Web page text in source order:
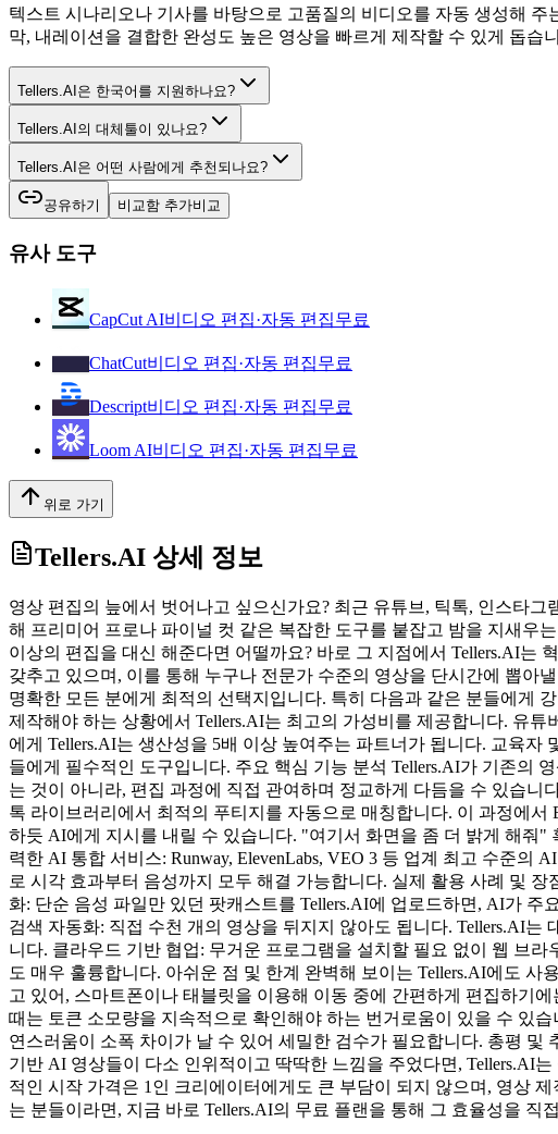
텍스트 시나리오나 기사를 바탕으로 고품질의 비디오를 자동 생성해
막, 내레이션을 결합한 완성도 높은 영상을 빠르게 제작할 수 있게 돕습
Tellers.AI은 한국어를 지원하나요?
Tellers.AI의 대체툴이 있나요?
Tellers.AI은 어떤 사람에게 추천되나요?
공유하기 비교함 추가비교
유사 도구
CapCut AI비디오 편집·자동 편집무료
ChatCut비디오 편집·자동 편집무료
Descript비디오 편집·자동 편집무료
Loom AI비디오 편집·자동 편집무료
위로 가기
Tellers.AI 상세 정보
영상 편집의 늪에서 벗어나고 싶으신가요? 최근 유튜브, 틱톡, 인스타
해 프리미어 프로나 파이널 컷 같은 복잡한 도구를 붙잡고 밤을 지새우
이상의 편집을 대신 해준다면 어떨까요? 바로 그 지점에서 Tellers.AI는
갖추고 있으며, 이를 통해 누구나 전문가 수준의 영상을 단시간에 뽑아
명확한 모든 분에게 최적의 선택지입니다. 특히 다음과 같은 분들에게
제작해야 하는 상황에서 Tellers.AI는 최고의 가성비를 제공합니다. 유
에게 Tellers.AI는 생산성을 5배 이상 높여주는 파트너가 됩니다. 교육
들에게 필수적인 도구입니다. 주요 핵심 기능 분석 Tellers.AI가 기존의
는 것이 아니라, 편집 과정에 직접 관여하며 정교하게 다듬을 수 있습니
톡 라이브러리에서 최적의 푸티지를 자동으로 매칭합니다. 이 과정에
하듯 AI에게 지시를 내릴 수 있습니다. "여기서 화면을 좀 더 밝게 해줘
력한 AI 통합 서비스: Runway, ElevenLabs, VEO 3 등 업계 최고 수준
로 시각 효과부터 음성까지 모두 해결 가능합니다. 실제 활용 사례 및
화: 단순 음성 파일만 있던 팟캐스트를 Tellers.AI에 업로드하면, AI가
검색 자동화: 직접 수천 개의 영상을 뒤지지 않아도 됩니다. Tellers.AI
니다. 클라우드 기반 협업: 무거운 프로그램을 설치할 필요 없이 웹 브
도 매우 훌륭합니다. 아쉬운 점 및 한계 완벽해 보이는 Tellers.AI에도
고 있어, 스마트폰이나 태블릿을 이용해 이동 중에 간편하게 편집하기
때는 토큰 소모량을 지속적으로 확인해야 하는 번거로움이 있을 수 있
연스러움이 소폭 차이가 날 수 있어 세밀한 검수가 필요합니다. 총평
기반 AI 영상들이 다소 인위적이고 딱딱한 느낌을 주었다면, Tellers.AI
적인 시작 가격은 1인 크리에이터에게도 큰 부담이 되지 않으며, 영상
는 분들이라면, 지금 바로 Tellers.AI의 무료 플랜을 통해 그 효율성을 직